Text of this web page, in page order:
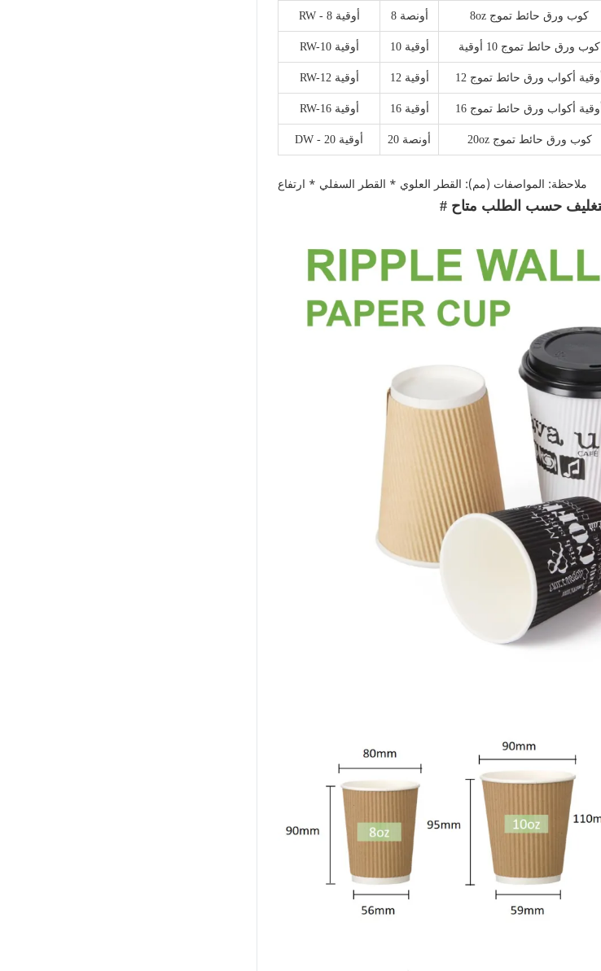
RW - 8 أوقية 8 أونصة 8oz كوب ورق حائط تموج
RW-10 أوقية 10 أوقية كوب ورق حائط تموج 10 أوقية
RW-12 أوقية 12 أوقية 12 أوقية أكواب ورق حائط تموج
RW-16 أوقية 16 أوقية 16 أوقية أكواب ورق حائط تموج
DW - 20 أوقية 20 أونصة 20oz كوب ورق حائط تموج
ملاحظة: المواصفات (مم): القطر العلوي * القطر السفلي * ارتفاع